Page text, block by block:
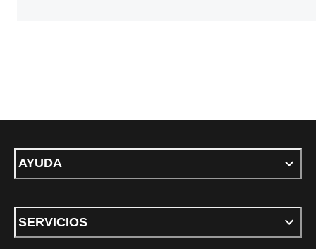
AYUDA
SERVICIOS